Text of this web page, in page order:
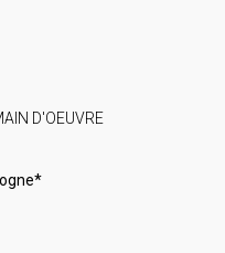
D'OEUVRE